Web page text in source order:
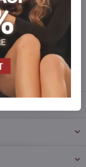
die Ware für Sie